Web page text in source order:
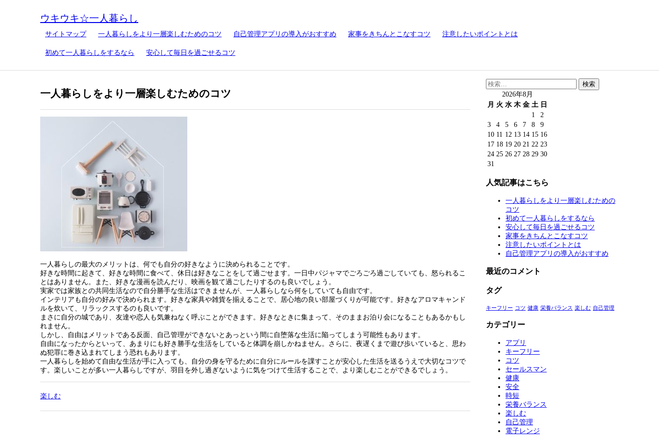
ウキウキ☆一人暮らし
サイトマップ 一人暮らしをより一層楽しむためのコツ 自己管理アプリの導入がおすすめ 家事をきちんとこなすコツ 注意したいポイントとは
初めて一人暮らしをするなら 安心して毎日を過ごせるコツ
一人暮らしをより一層楽しむためのコツ
一人暮らしの最大のメリットは、何でも自分の好きなように決められることです。
好きな時間に起きて、好きな時間に食べて、休日は好きなことをして過ごせます。一日中パジャマでごろごろ過ごしていても、怒られるこ
とはありません。また、好きな漫画を読んだり、映画を観て過ごしたりするのも良いでしょう。
実家では家族との共同生活なので自分勝手な生活はできませんが、一人暮らしなら何をしていても自由です。
インテリアも自分の好みで決められます。好きな家具や雑貨を揃えることで、居心地の良い部屋づくりが可能です。好きなアロマキャンド
ルを炊いて、リラックスするのも良いです。
まさに自分の城であり、友達や恋人も気兼ねなく呼ぶことができます。好きなときに集まって、そのままお泊り会になることもあるかもし
れません。
しかし、自由はメリットである反面、自己管理ができないとあっという間に自堕落な生活に陥ってしまう可能性もあります。
自由になったからといって、あまりにも好き勝手な生活をしていると体調を崩しかねません。さらに、夜遅くまで遊び歩いていると、思わ
ぬ犯罪に巻き込まれてしまう恐れもあります。
一人暮らしを始めて自由な生活が手に入っても、自分の身を守るために自分にルールを課すことが安心した生活を送るうえで大切なコツで
す。楽しいことが多い一人暮らしですが、羽目を外し過ぎないように気をつけて生活することで、より楽しむことができるでしょう。
楽しむ
検
索:
2026年8月
月 火 水 木 金 土 日
1
2
3
4 5 6 7 8
9
10 11 12 13 14 15 16
17 18 19 20 21 22 23
24 25 26 27 28 29 30
31
人気記事はこちら
一人暮らしをより一層楽しむための
コツ
初めて一人暮らしをするなら
安心して毎日を過ごせるコツ
家事をきちんとこなすコツ
注意したいポイントとは
自己管理アプリの導入がおすすめ
最近のコメント
タグ
キーフリー コツ 健康 栄養バランス 楽しむ 自己管理
カテゴリー
アプリ
キーフリー
コツ
セールスマン
健康
安全
時短
栄養バランス
楽しむ
自己管理
電子レンジ